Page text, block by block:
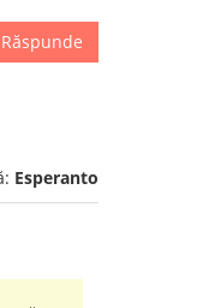
Răspunde
Esperanto